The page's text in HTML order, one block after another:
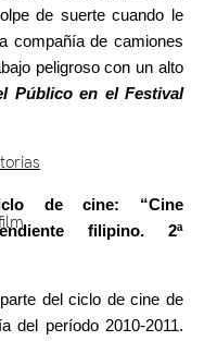
de suerte cuando le
compañía de camiones
peligroso con un alto
Público en el Festival
de cine: “Cine
filipino. 2ª
del ciclo de cine de
del período 2010-2011.